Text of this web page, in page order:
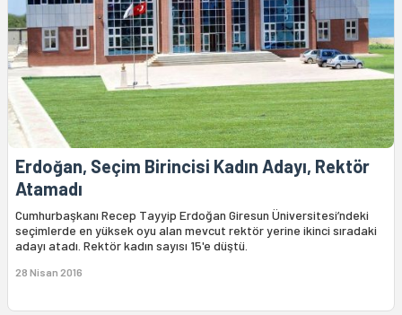
Erdoğan, Seçim Birincisi Kadın Adayı, Rektör
Atamadı
Cumhurbaşkanı Recep Tayyip Erdoğan Giresun Üniversitesi’ndeki
seçimlerde en yüksek oyu alan mevcut rektör yerine ikinci sıradaki
adayı atadı. Rektör kadın sayısı 15'e düştü.
28 Nisan 2016